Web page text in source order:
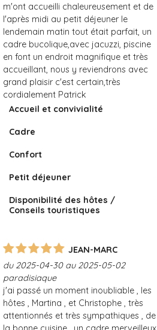
m'ont accueilli chaleureusement et de
l'après midi au petit déjeuner le
lendemain matin tout était parfait, un
cadre bucolique,avec jacuzzi, piscine
en font un endroit magnifique et très
accueillant, nous y reviendrons avec
grand plaisir c'est certain,très
cordialement Patrick
Accueil et convivialité
Cadre
Confort
Petit déjeuner
Disponibilité des hôtes /
Conseils touristiques
JEAN-MARC
du 2025-04-30 au 2025-05-02
paradisiaque
j'ai passé un moment inoubliable , les
hôtes , Martina , et Christophe , très
attentionnés et très sympathiques , de